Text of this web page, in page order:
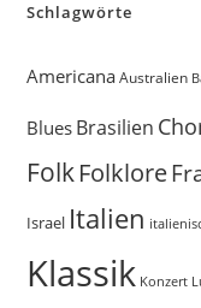
Schlagwörte
Americana Australien
Blues Brasilien
FolkFolklore
Israel Italien
Klassik Konzert